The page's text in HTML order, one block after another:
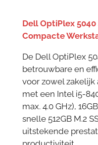
Dell OptiPlex
Compacte
De Dell OptiPlex
betrouwbare en
voor zowel
met een Intel i5-
max. 4.0 GHz),
snelle 512GB M.2
uitstekende